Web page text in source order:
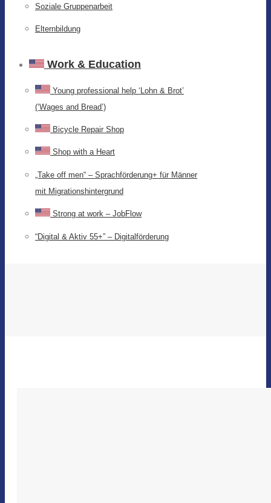
Soziale Gruppenarbeit
Elternbildung
Work & Education
Young professional help ‘Lohn & Brot’
(‘Wages and Bread’)
Bicycle Repair Shop
Shop with a Heart
„Take off men“ – Sprachförderung+ für Männer
mit Migrationshintergrund
Strong at work – JobFlow
“Digital & Aktiv 55+” – Digitalförderung